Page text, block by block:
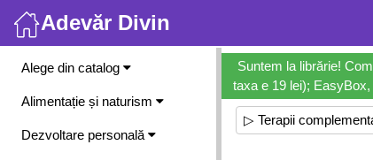
Adevăr Divin
Meniu
Alege din catalog
Alimentație și naturism
Dezvoltare personală
Suntem la librărie!
taxa e 19 lei);
▷ Terapii